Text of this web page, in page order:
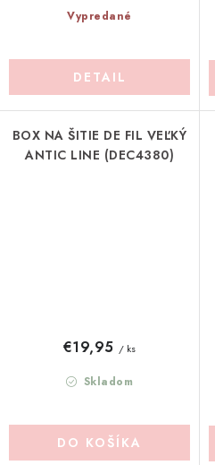
Vypredané
DETAIL
BOX NA ŠITIE DE FIL VEĽKÝ
ANTIC LINE (DEC4380)
Skladom
€19,95 / ks
DO KOŠÍKA